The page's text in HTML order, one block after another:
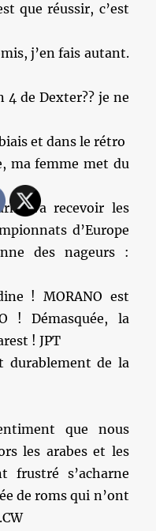
que réussir, c’est
j’en fais autant.
4 de Dexter?? je ne
et dans le rétro
ma femme met du
va recevoir les
d’Europe
des nageurs :
! MORANO est
! Démasquée, la
! JPT
durablement de la
que nous
les arabes et les
frustré s’acharne
de roms qui n’ont